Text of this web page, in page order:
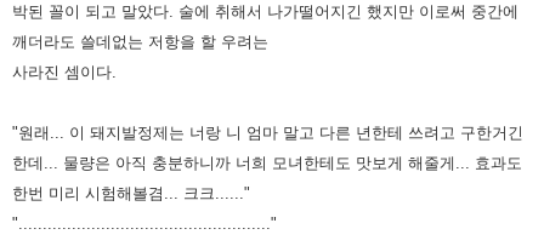
박된 꼴이 되고 말았다. 술에 취해서 나가떨어지긴 했지만 이로써 중간에
깨더라도 쓸데없는 저항을 할 우려는
사라진 셈이다.
"원래... 이 돼지발정제는 너랑 니 엄마 말고 다른 년한테 쓰려고 구한거긴
한데... 물량은 아직 충분하니까 너희 모녀한테도 맛보게 해줄게... 효과도
한번 미리 시험해볼겸... 크크......"
"...................................................."